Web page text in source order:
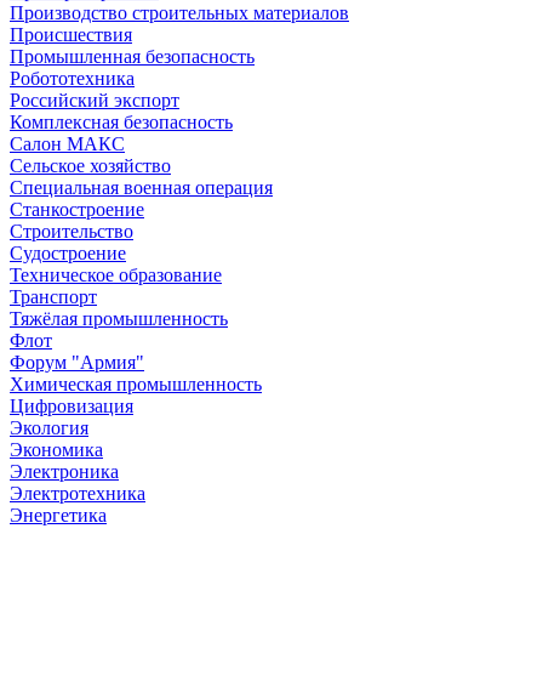
Производство строительных материалов
Происшествия
Промышленная безопасность
Робототехника
Российский экспорт
Комплексная безопасность
Салон МАКС
Сельское хозяйство
Специальная военная операция
Станкостроение
Строительство
Судостроение
Техническое образование
Транспорт
Тяжёлая промышленность
Флот
Форум "Армия"
Химическая промышленность
Цифровизация
Экология
Экономика
Электроника
Электротехника
Энергетика